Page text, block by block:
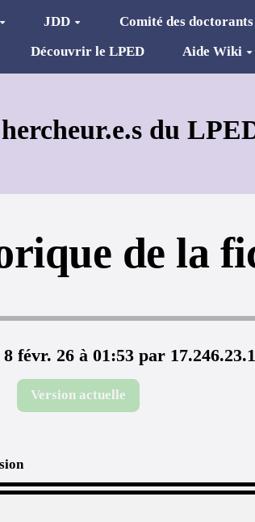
JDD Comité des doctorants
Découvrir le LPED
Aide Wiki
du
de la
févr. 26 à 01:53 par
Version actuelle